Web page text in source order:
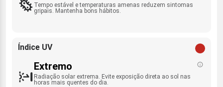
Tempo estável e temperaturas amenas reduzem sintomas
gripais. Mantenha bons hábitos.
Índice UV
Extremo
Radiação solar extrema. Evite exposição direta ao sol nas
horas mais quentes do dia.